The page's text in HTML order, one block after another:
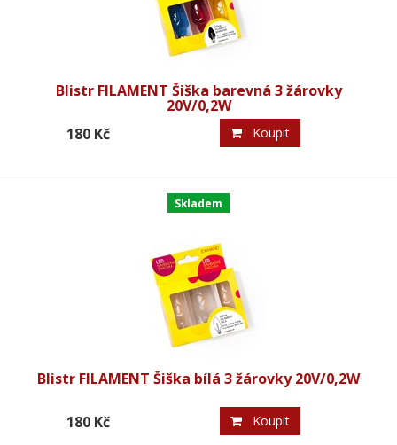
Blistr FILAMENT Šiška barevná 3 žárovky
20V/0,2W
180 Kč Koupit
Blistr FILAMENT Šiška bílá 3 žárovky 20V/0,2W
Skladem
180 Kč Koupit